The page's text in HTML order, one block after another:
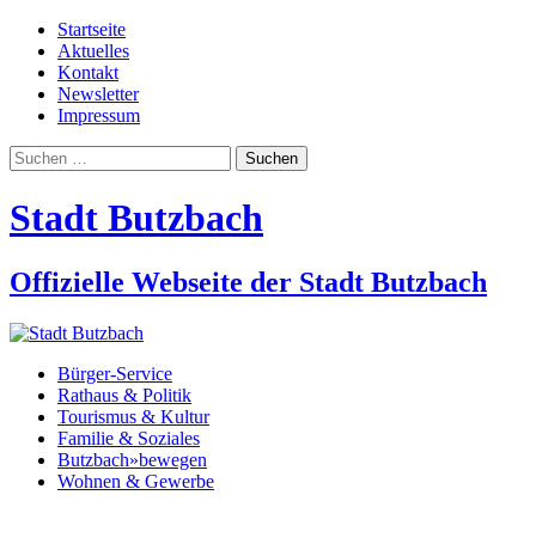
Startseite
Aktuelles
Kontakt
Newsletter
Impressum
Suchen
nach:
Stadt Butzbach
Offizielle Webseite der Stadt Butzbach
Bürger-Service
Rathaus & Politik
Tourismus & Kultur
Familie & Soziales
Butzbach»bewegen
Wohnen & Gewerbe